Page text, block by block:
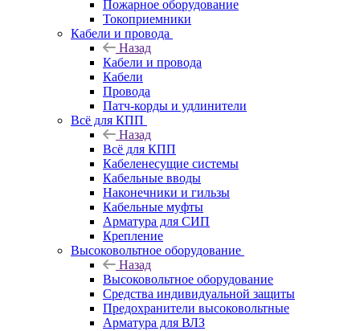
Пожарное оборудование
Токоприемники
Кабели и провода
Назад
Кабели и провода
Кабели
Провода
Патч-корды и удлинители
Всё для КПП
Назад
Всё для КПП
Кабеленесущие системы
Кабельные вводы
Наконечники и гильзы
Кабельные муфты
Арматура для СИП
Крепление
Высоковольтное оборудование
Назад
Высоковольтное оборудование
Средства индивидуальной защиты
Предохранители высоковольтные
Арматура для ВЛЗ